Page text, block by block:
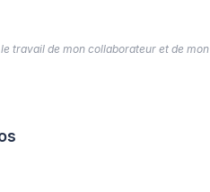
travail de mon collaborateur et de